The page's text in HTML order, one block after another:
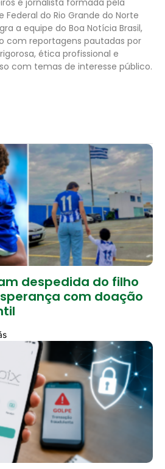
Federal do Rio Grande do Norte
a equipe do Boa Notícia Brasil,
com reportagens pautadas por
ética profissional e
com temas de interesse público.
despedida do filho
com doação